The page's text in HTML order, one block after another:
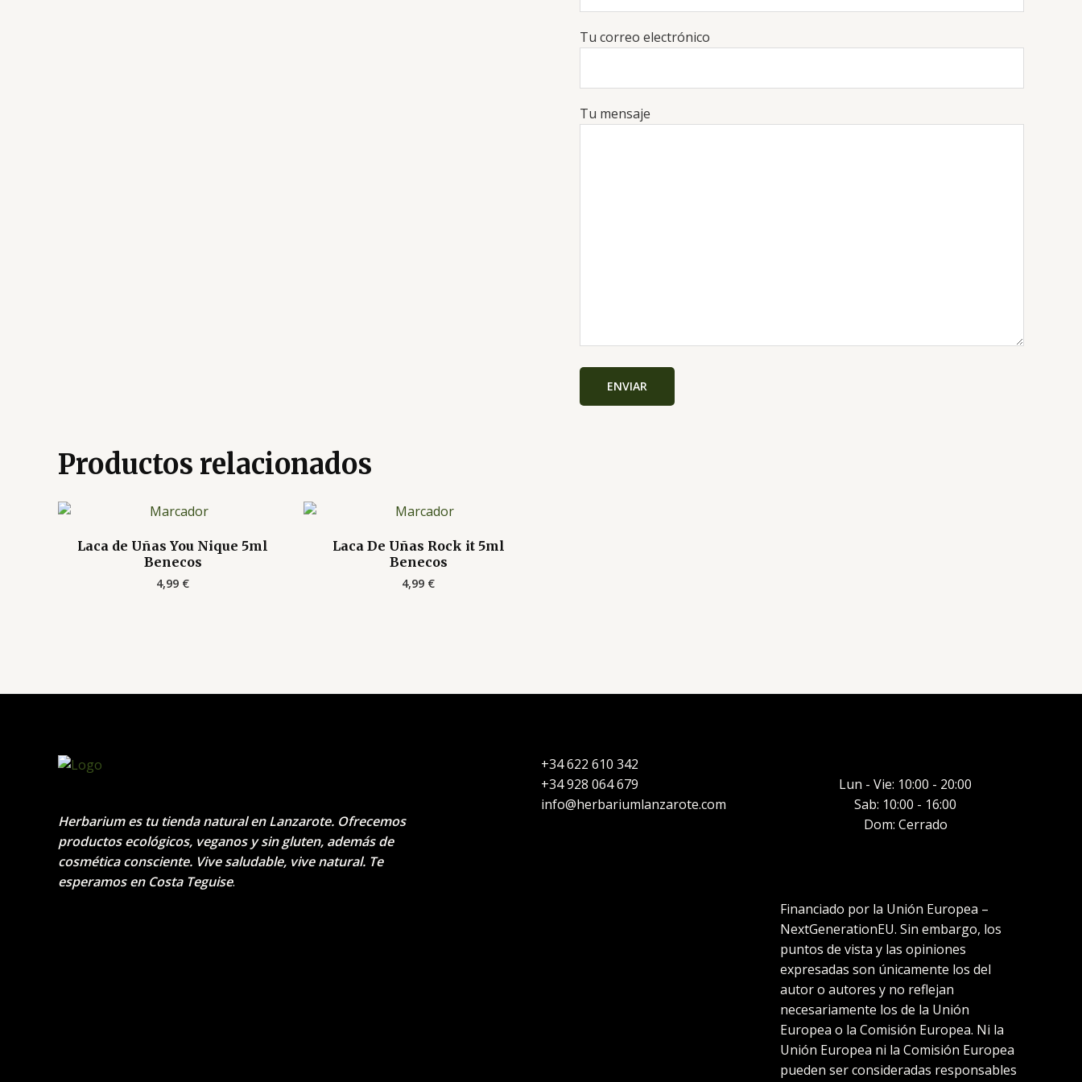
Tu correo electrónico
Tu mensaje
Productos relacionados
Laca de Uñas You Nique 5ml
Benecos
4,99 €
Laca De Uñas Rock it 5ml
Benecos
4,99 €
Herbarium es tu tienda natural en Lanzarote. Ofrecemos
productos ecológicos, veganos y sin gluten, además de
cosmética consciente. Vive saludable, vive natural. Te
esperamos en Costa Teguise.
+34 622 610 342
+34 928 064 679
info@herbariumlanzarote.com
Lun - Vie: 10:00 - 20:00
Sab: 10:00 - 16:00
Dom: Cerrado
Financiado por la Unión Europea –
NextGenerationEU. Sin embargo, los
puntos de vista y las opiniones
expresadas son únicamente los del
autor o autores y no reflejan
necesariamente los de la Unión
Europea o la Comisión Europea. Ni la
Unión Europea ni la Comisión Europea
pueden ser consideradas responsables